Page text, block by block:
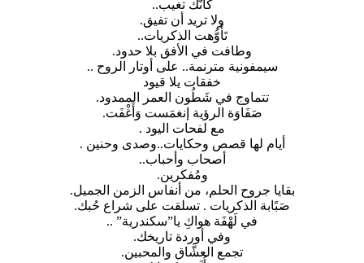
كأنَّك تغيب..
ولا تريد أن تفيق.
تَأَوُّهت الذكريات..
وطافت في الأفق بلا حدود.
سيمفونية مترنمة.. على أوتار الروح ..
خفقات يلا قيود
تتماوج في شَطُون العمر الممدود.
صَفَاوَة الرؤية إنغمَست وَأَغْفَت.
مع لفحات اليود .
أيام لها قصص وحكايات..وصدى وحنين .
أصحاب وأحباب..
ومُفكرين.
بقايا جروح الحلم، من أنفاس الزمن الجميل.
صَبًابة الذكريات . تسلقت على شراع حُبك.
في لَهْفَة هواكِ يا”سكندرية” ..
وفي أوردة تاريخك.
تجمع العشَّاق والمحبين.